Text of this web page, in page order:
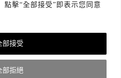
點擊“全部接受”即表示您同意
部拒絕
部接受
權政策